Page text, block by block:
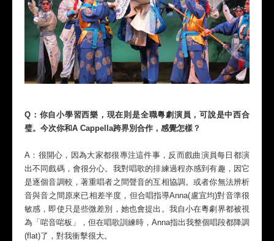
Q：你自小學習西樂，現在則是全職粵劇演員，可說是中西合
璧。今次你和A Cappella跨界別合作，感覺怎樣？
A：很開心，因為大家都很專注這件事，反而戲曲演員每日都演
出不同戲碼，會很分心。我對唱歌的排練過程亦感到有趣，因它
是逐個音調較，著重唱者之間聲音的互相協調。或者你無法辨析
音與音之間原來已相差半度，但合唱指導Anna(盧宜均)對音準很
敏感，即使只是些微差別，她也會提出。我自小在粵劇界都被視
為「啱音啱板」，但在唱歌訓練時，Anna指出我整個唱段都降調
(flat)了，對我衝擊很大。